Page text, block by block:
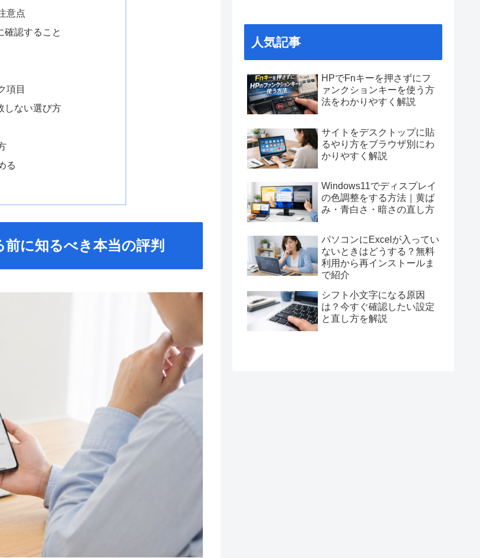
意点
確認すること
項目
しない選び方
る
に知るべき本当の評判
人気記事
HPでFnキーを押さずにフ
ァンクションキーを使う方
法をわかりやすく解説
サイトをデスクトップに貼
るやり方をブラウザ別にわ
かりやすく解説
Windows11でディスプレイ
の色調整をする方法｜黄ば
み・青白さ・暗さの直し方
パソコンにExcelが入ってい
ないときはどうする？無料
利用から再インストールま
で紹介
シフト小文字になる原因
は？今すぐ確認したい設定
と直し方を解説